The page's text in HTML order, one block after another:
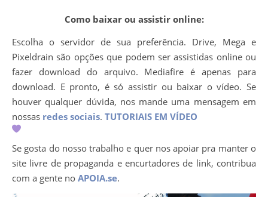
Como baixar ou assistir online:
Escolha o servidor de sua preferência. Drive, Mega e
Pixeldrain são opções que podem ser assistidas online ou
fazer download do arquivo. Mediafire é apenas para
download. E pronto, é só assistir ou baixar o vídeo. Se
houver qualquer dúvida, nos mande uma mensagem em
nossas redes sociais. TUTORIAIS EM VÍDEO
Se gosta do nosso trabalho e quer nos apoiar pra manter o
site livre de propaganda e encurtadores de link, contribua
com a gente no APOIA.se.